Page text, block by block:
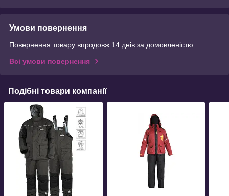
Умови повернення
Повернення товару впродовж 14 днів за домовленістю
Всі умови повернення
Подібні товари компанії